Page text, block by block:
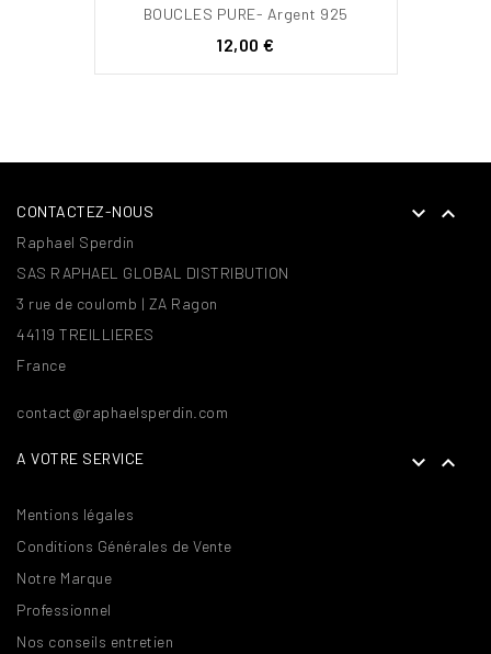
BOUCLES PURE- Argent 925
Prix
12,00 €
CONTACTEZ-NOUS  
Raphael Sperdin
SAS RAPHAEL GLOBAL DISTRIBUTION
3 rue de coulomb | ZA Ragon
44119 TREILLIERES
France
contact@raphaelsperdin.com
A VOTRE SERVICE  
Mentions légales
Conditions Générales de Vente
Notre Marque
Professionnel
Nos conseils entretien